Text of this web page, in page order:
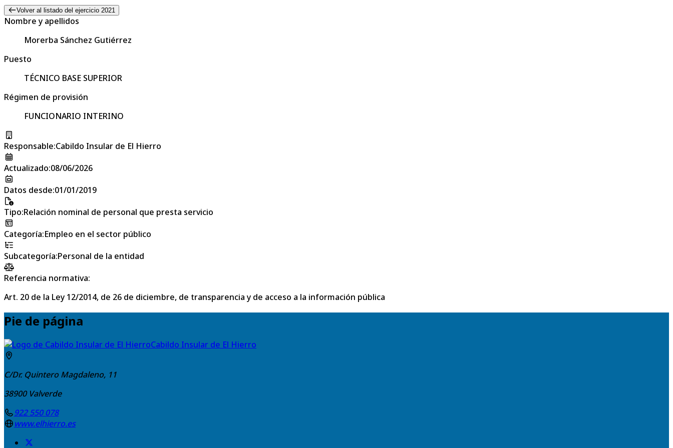
Volver al listado del ejercicio 2021
Nombre y apellidos
Morerba Sánchez Gutiérrez
Puesto
TÉCNICO BASE SUPERIOR
Régimen de provisión
FUNCIONARIO INTERINO
Responsable:Cabildo Insular de El Hierro
Actualizado:08/06/2026
Datos desde:01/01/2019
Tipo:Relación nominal de personal que presta servicio
Categoría:Empleo en el sector público
Subcategoría:Personal de la entidad
Referencia normativa:
Art. 20 de la Ley 12/2014, de 26 de diciembre, de transparencia y de acceso a la información pública
Pie de página
Cabildo Insular de El Hierro
C/Dr. Quintero Magdaleno, 11
38900 Valverde
922 550 078
www.elhierro.es